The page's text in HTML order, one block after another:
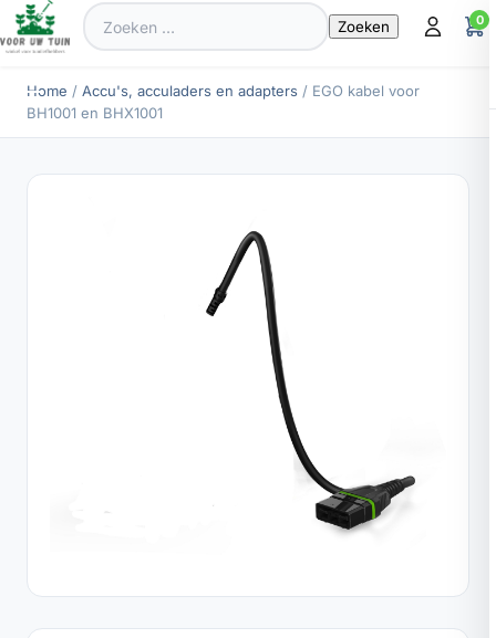
Zoeken
naar:
0
Home / Accu's, acculaders en adapters / EGO kabel voor
BH1001 en BHX1001